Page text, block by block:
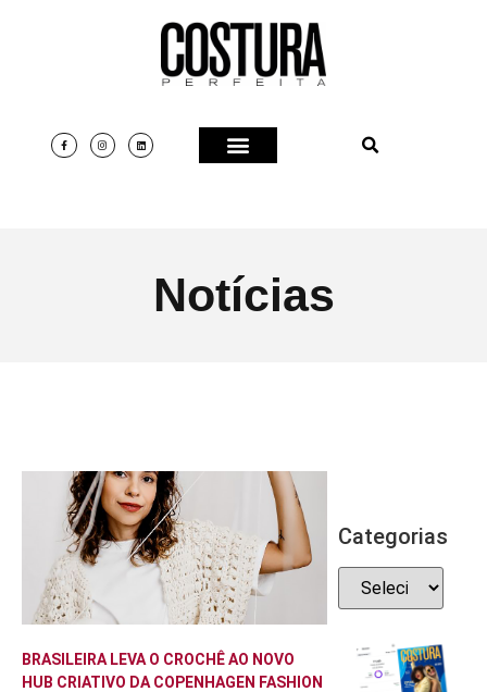
Notícias
BRASILEIRA LEVA O CROCHÊ AO NOVO
HUB CRIATIVO DA COPENHAGEN FASHION
Categorias